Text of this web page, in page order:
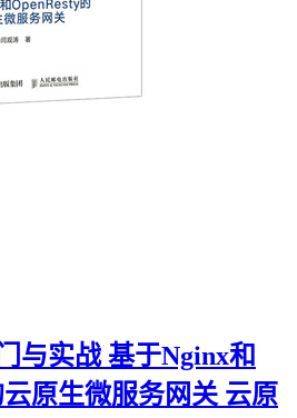
与实战 基于Nginx和
云原生微服务网关 云原